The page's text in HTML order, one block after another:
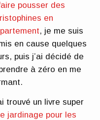
pousser des
en
, je me suis
en cause quelques
puis j’ai décidé de
à zéro en me
trouvé un livre super
jardinage pour les